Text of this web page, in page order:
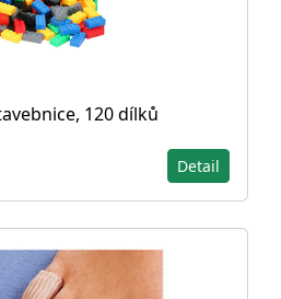
120 dílků
Detail